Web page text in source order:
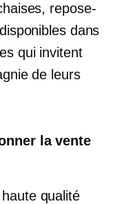
repose-
dans
qui invitent
de leurs
la vente
qualité